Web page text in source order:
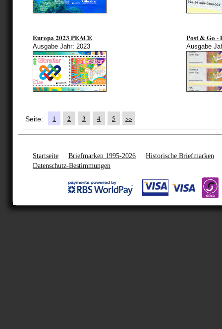
Europa 2023 PEACE
Ausgabe Jahr: 2023
Post & Go -
Ausgabe
Seite: 1 2 3 4 5 >>
Startseite Briefmarken 1995-2026
Historische Briefmarken
Datenschutz-Bestimmungen